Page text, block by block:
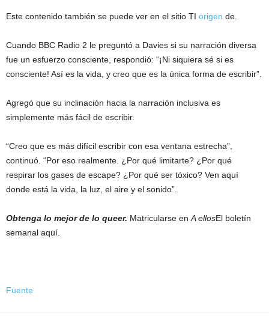
Este contenido también se puede ver en el sitio TI origen de.
Cuando BBC Radio 2 le preguntó a Davies si su narración diversa
fue un esfuerzo consciente, respondió: “¡Ni siquiera sé si es
consciente! Así es la vida, y creo que es la única forma de escribir”.
Agregó que su inclinación hacia la narración inclusiva es
simplemente más fácil de escribir.
“Creo que es más difícil escribir con esa ventana estrecha”,
continuó. “Por eso realmente. ¿Por qué limitarte? ¿Por qué
respirar los gases de escape? ¿Por qué ser tóxico? Ven aquí
donde está la vida, la luz, el aire y el sonido”.
Obtenga lo mejor de lo queer. Matricularse en A ellosEl boletín
semanal aquí.
Fuente